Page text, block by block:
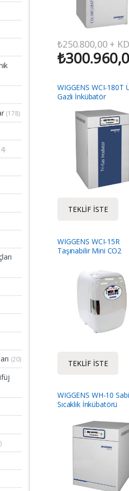
₺250.800,00+
₺
WIGGENS WCI-180T
Gazlı İnkübatör
TEKLIF İSTE
WIGGENS WCI-15R
Taşınabilir Mini CO2
TEKLIF İSTE
WIGGENS WH-10
Sıcaklık İnkübatörü
(178)
(20)